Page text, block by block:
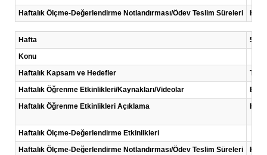
Haftalık Ölçme-Değerlendirme Notlandırması/Ödev Teslim Süreleri
Her
Hafta
5
Konu
Haftalık Kapsam ve Hedefler
Haftalık Öğrenme Etkinlikleri/Kaynakları/Videolar
Haftalık Öğrenme Etkinlikleri Açıklama
Her
Haftalık Ölçme-Değerlendirme Etkinlikleri
Haftalık Ölçme-Değerlendirme Notlandırması/Ödev Teslim Süreleri
Her